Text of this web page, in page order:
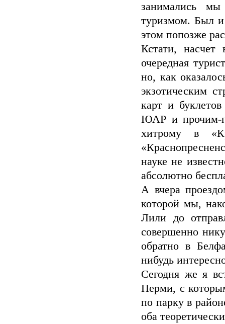
занимались
туризмом. Был и
этом попозже
Кстати,
очередная
но, как
экзотическим
карт и
ЮАР и прочим-
хитрому в
науке не
абсолютно
А вчера
которой мы,
Лили до
совершенно
обратно в
нибудь
Сегодня же я
Перми, с
по парку в
оба